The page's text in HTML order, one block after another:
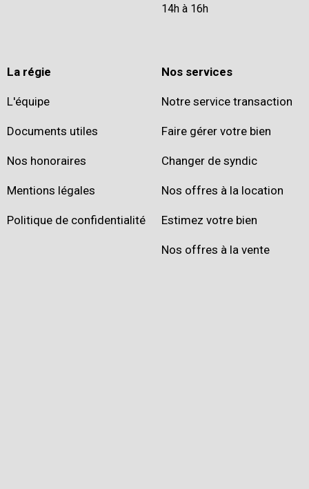
14h à 16h
La régie
L'équipe
Documents utiles
Nos honoraires
Mentions légales
Politique de confidentialité
Nos services
Notre service transaction
Faire gérer votre bien
Changer de syndic
Nos offres à la location
Estimez votre bien
Nos offres à la vente